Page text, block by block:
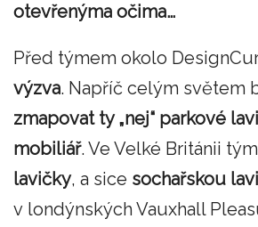
otevřenýma očima…
Před týmem okolo
výzva. Napříč celým světem
zmapovat ty „nej“ parkové
mobiliář. Ve Velké Británii
lavičky, a sice sochařskou
v londýnských Vauxhall